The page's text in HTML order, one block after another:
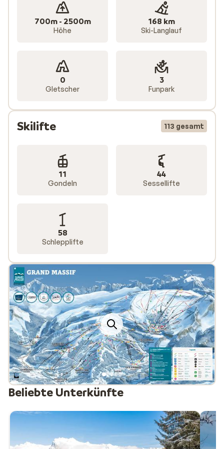
700m - 2500m
Höhe
168 km
Ski-Langlauf
0
Gletscher
3
Funpark
Skilifte 113 gesamt
11
Gondeln
44
Sessellifte
58
Schlepplifte
Beliebte Unterkünfte